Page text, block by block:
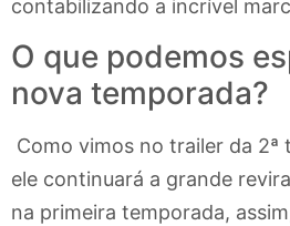
contabilizando a incrível
O que podemos
nova temporada?
Como vimos no trailer da 2ª
ele continuará a grande
na primeira temporada,